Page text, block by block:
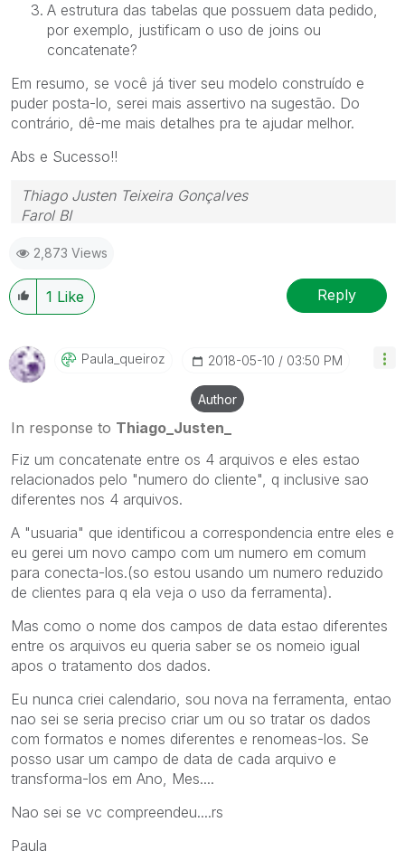
A estrutura das tabelas que possuem data pedido,
por exemplo, justificam o uso de joins ou
concatenate?
Em resumo, se você já tiver seu modelo construído e
puder posta-lo, serei mais assertivo na sugestão. Do
contrário, dê-me mais detalhes pra te ajudar melhor.
Abs e Sucesso!!
Thiago Justen Teixeira Gonçalves
Farol BI
Skype: justen.thiago
2,873 Views
1 Like Reply
Paula_queiroz ‎2018-05-10 03:50 PM
Author
In response to Thiago_Justen_
Fiz um concatenate entre os 4 arquivos e eles estao
relacionados pelo "numero do cliente", q inclusive sao
diferentes nos 4 arquivos.
A "usuaria" que identificou a correspondencia entre eles e
eu gerei um novo campo com um numero em comum
para conecta-los.(so estou usando um numero reduzido
de clientes para q ela veja o uso da ferramenta).
Mas como o nome dos campos de data estao diferentes
entre os arquivos eu queria saber se os nomeio igual
apos o tratamento dos dados.
Eu nunca criei calendario, sou nova na ferramenta, entao
nao sei se seria preciso criar um ou so tratar os dados
com formatos e nomes diferentes e renomeas-los. Se
posso usar um campo de data de cada arquivo e
transforma-los em Ano, Mes....
Nao sei se vc compreendeu....rs
Paula